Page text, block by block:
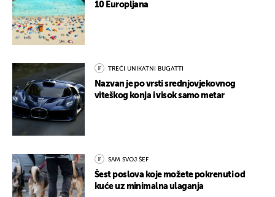
10 Europljana
TREĆI UNIKATNI BUGATTI
Nazvan je po vrsti srednjovjekovnog
viteškog konja i visok samo metar
SAM SVOJ ŠEF
Šest poslova koje možete pokrenuti od
kuće uz minimalna ulaganja